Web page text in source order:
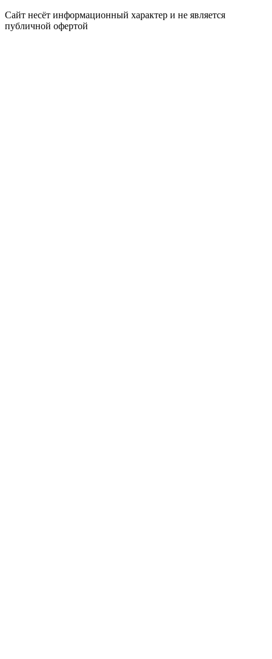
Сайт несёт информационный характер и не является
публичной офертой